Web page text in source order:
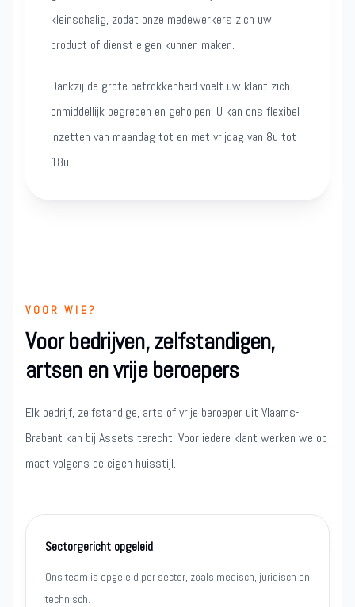
kleinschalig, zodat onze medewerkers zich uw
product of dienst eigen kunnen maken.
Dankzij de grote betrokkenheid voelt uw klant zich
onmiddellijk begrepen en geholpen. U kan ons flexibel
inzetten van maandag tot en met vrijdag van 8u tot
18u.
VOOR WIE?
Voor bedrijven, zelfstandigen,
artsen en vrije beroepers
Elk bedrijf, zelfstandige, arts of vrije beroeper uit Vlaams-
Brabant kan bij Assets terecht. Voor iedere klant werken we op
maat volgens de eigen huisstijl.
Sectorgericht opgeleid
Ons team is opgeleid per sector, zoals medisch, juridisch en
technisch.